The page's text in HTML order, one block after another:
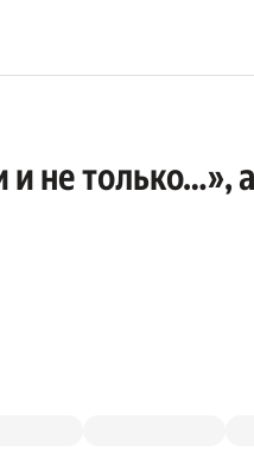
не только…»,